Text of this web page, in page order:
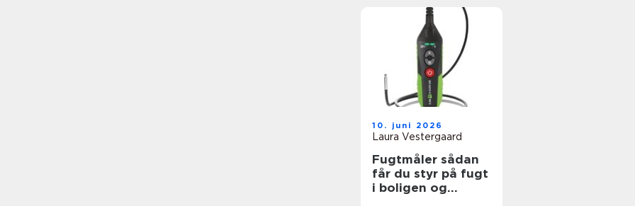
10. juni 2026
Laura Vestergaard
Fugtmåler sådan
får du styr på fugt
i boligen og